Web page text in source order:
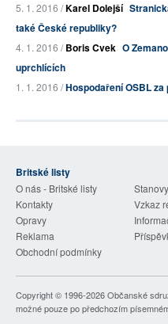
5. 1. 2016 /Karel Dolejší
také České republiky?
4. 1. 2016 /Boris Cvek O
uprchlících
1. 1. 2016 /Hospodaření OSBL
Britské listy
O nás - Britské listy
Kontakty
Vzkaz
Opravy
Reklama
Obchodní podmínky
Copyright © 1996-2026Občanské
možné pouze po předchozím